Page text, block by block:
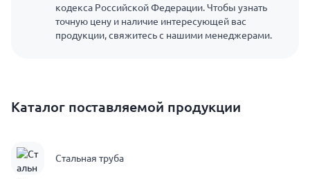
кодекса Российской Федерации. Чтобы узнать
точную цену и наличие интересующей вас
продукции, свяжитесь с нашими менеджерами.
Каталог поставляемой продукции
Стальная труба